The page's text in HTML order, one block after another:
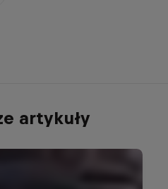
artykuły